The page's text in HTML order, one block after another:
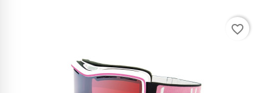
favorite_border